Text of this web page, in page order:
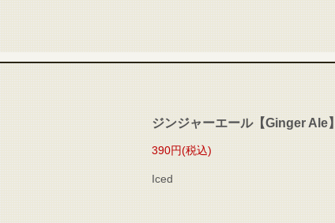
ジンジャーエール【Ginger Ale】
390円(税込)
Iced